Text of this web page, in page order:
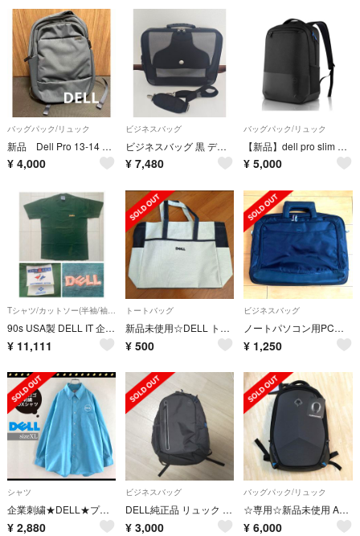
バッグパック/リュック
新品 Dell Pro 13-14 Plus EcoLoop バックパック
¥ 4,000
ビジネスバッグ
ビジネスバッグ 黒 デル ラップトップ コンピュータバッグ
¥ 7,480
バッグパック/リュック
【新品】dell pro slim Backpack 15
¥ 5,000
Tシャツ/カットソー(半袖/袖なし)
90s USA製 DELL IT 企業 ロゴ 刺繍 Tシャツ GREEN 緑 L
¥ 11,111
トートバッグ
新品未使用☆DELL トートバック
¥ 500
ビジネスバッグ
ノートパソコン用PCバッグ
¥ 1,250
シャツ
企業刺繍★DELL★プリントスター★オックスフォードBDシャツ★ワークシャツXL
¥ 2,880
ビジネスバッグ
DELL純正品 リュック バックパック ノートPC専用
¥ 3,000
バッグパック/リュック
☆専用☆新品未使用 ALIENWARE 15 Vindicator バックパック
¥ 6,000